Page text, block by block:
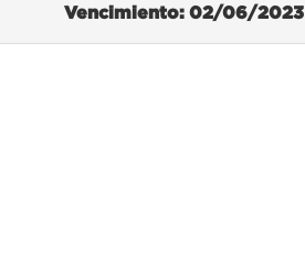
Vencimiento: 02/06/2023